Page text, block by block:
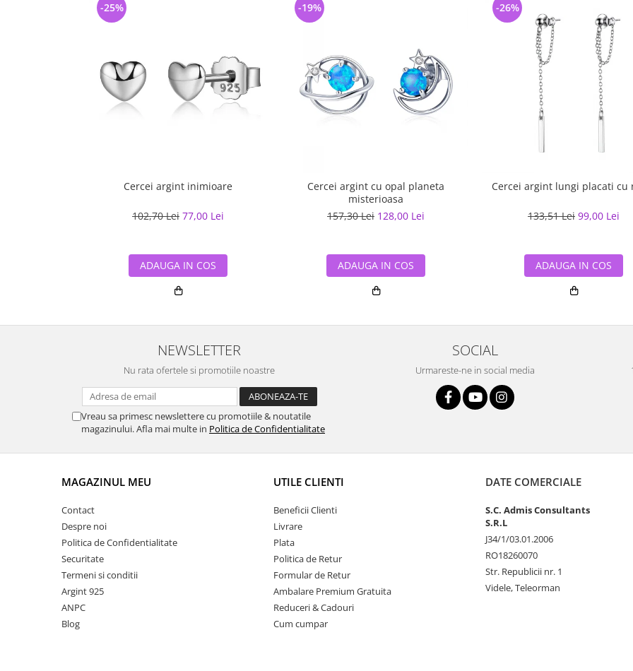
Cercei argint inimioare
102,70 Lei 77,00 Lei
-25%
ADAUGA IN COS
Cercei argint cu opal planeta
misterioasa
157,30 Lei 128,00 Lei
-19%
ADAUGA IN COS
Cercei argint lungi placati cu
133,51 Lei 99,00 Lei
-26%
ADAUGA IN COS
NEWSLETTER
Nu rata ofertele si promotiile noastre
Vreau sa primesc newslettere cu promotiile & noutatile
magazinului. Afla mai multe in Politica de Confidentialitate
SOCIAL
Urmareste-ne in social media
MAGAZINUL MEU
Contact
Despre noi
Politica de Confidentialitate
Securitate
Termeni si conditii
Argint 925
ANPC
Blog
UTILE CLIENTI
Beneficii Clienti
Livrare
Plata
Politica de Retur
Formular de Retur
Ambalare Premium Gratuita
Reduceri & Cadouri
Cum cumpar
DATE COMERCIALE
S.C. Admis Consultants
S.R.L
J34/1/03.01.2006
RO18260070
Str. Republicii nr. 1
Videle, Teleorman